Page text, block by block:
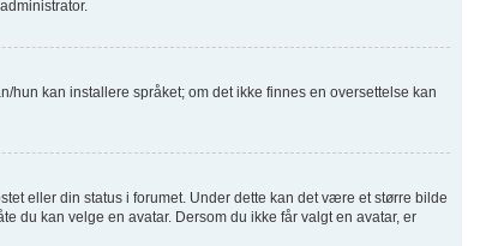
hun kan installere språket; om det ikke finnes en oversettelse kan
eller din status i forumet. Under dette kan det være et større bilde
du kan velge en avatar. Dersom du ikke får valgt en avatar, er